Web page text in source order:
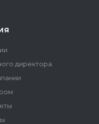
директора